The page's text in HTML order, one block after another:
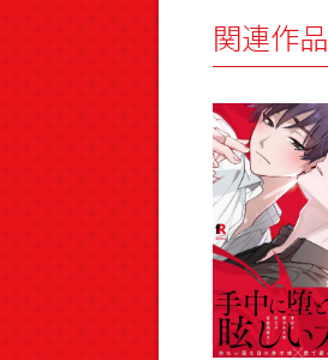
関連作品